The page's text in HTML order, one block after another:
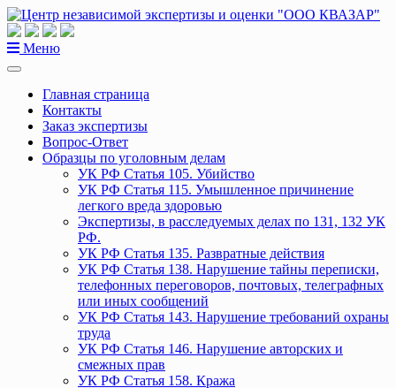
Перейти
к
содержанию
Меню
Главная страница
Контакты
Заказ экспертизы
Вопрос-Ответ
Образцы по уголовным делам
УК РФ Статья 105. Убийство
УК РФ Статья 115. Умышленное причинение
легкого вреда здоровью
Экспертизы, в расследуемых делах по 131, 132 УК
РФ.
УК РФ Статья 135. Развратные действия
УК РФ Статья 138. Нарушение тайны переписки,
телефонных переговоров, почтовых, телеграфных
или иных сообщений
УК РФ Статья 143. Нарушение требований охраны
труда
УК РФ Статья 146. Нарушение авторских и
смежных прав
УК РФ Статья 158. Кража